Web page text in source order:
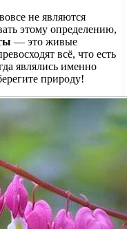
не являются
этому определению,
— это живые
всё, что есть
являлись именно
природу!